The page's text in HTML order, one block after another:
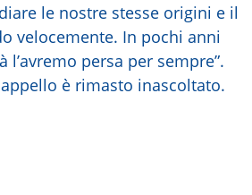
le nostre stesse origini e il
velocemente. In pochi anni
persa per sempre”.
è rimasto inascoltato.